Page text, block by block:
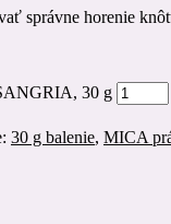
správne horenie
30 g
30 g balenie, MICA